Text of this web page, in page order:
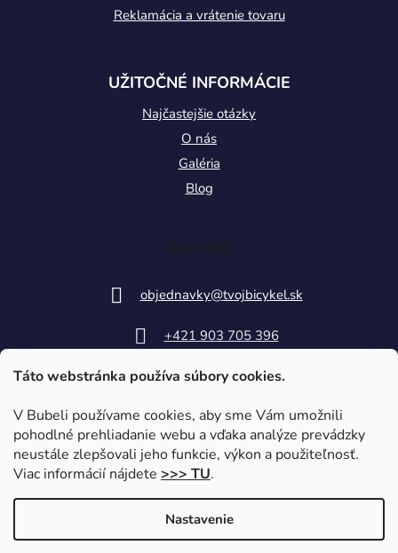
Táto webstránka používa súbory cookies.
V Bubeli používame cookies, aby sme Vám umožnili
pohodlné prehliadanie webu a vďaka analýze prevádzky
neustále zlepšovali jeho funkcie, výkon a použiteľnosť.
Viac informácií nájdete >>> TU.
Nastavenie
Reklamácia a vrátenie tovaru
UŽITOČNÉ INFORMÁCIE
Najčastejšie otázky
O nás
Galéria
Blog
Kontakt
objednavky@tvojbicykel.sk
+421 903 705 396